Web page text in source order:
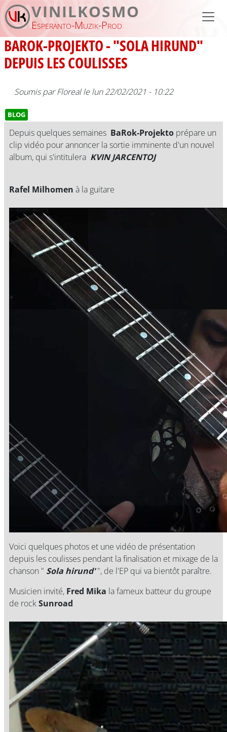
Aller au contenu principal
VINILKOSMO
Esperanto-Muzik-Prod
BAROK-PROJEKTO - "SOLA HIRUND"
DEPUIS LES COULISSES
Soumis parFloreallelun 22/02/2021 - 10:22
BLOG
Depuis quelques semaines BaRok-Projekto prépare un
clip vidéo pour annoncer la sortie imminente d'un nouvel
album, qui s'intitulera KVIN JARCENTOJ
Rafel Milhomen à la guitare
Voici quelques photos et une vidéo de présentation
depuis les coulisses pendant la finalisation et mixage de la
chanson " Sola hirund'", de l'EP qui va bientôt paraître.
Musicien invité, Fred Mika la fameux batteur du groupe
de rockSunroad